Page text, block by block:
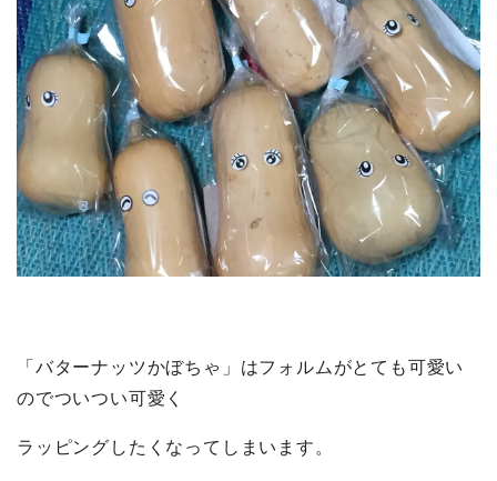
「バターナッツかぼちゃ」はフォルムがとても可愛い
のでついつい可愛く
ラッピングしたくなってしまいます。